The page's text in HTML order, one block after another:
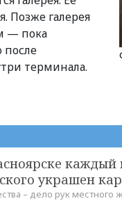
Позже галерея
— пока
после
терминала.
каждый
украшен
– дело рук местного